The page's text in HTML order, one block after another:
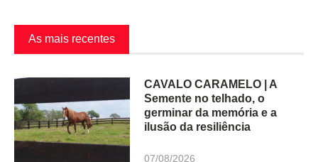
As mais recentes
CAVALO CARAMELO | A
Semente no telhado, o
germinar da memória e a
ilusão da resiliência
07/08/2026